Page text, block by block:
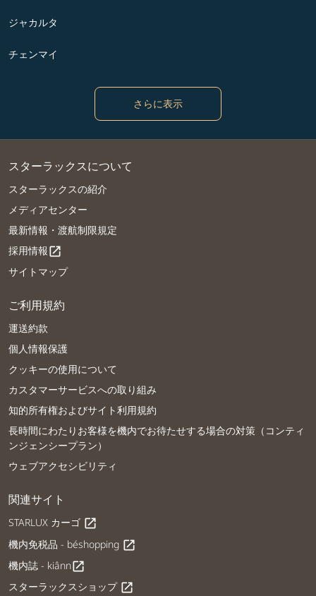
ジャカルタ
チェンマイ
さらに表示
スターラックスについて
スターラックスの紹介
メディアセンター
最新情報・渡航制限規定
採用情報open_in_new
サイトマップ
ご利用規約
運送約款
個人情報保護
クッキーの使用について
カスタマーサービスへの取り組み
知的所有権およびサイト利用規約
長時間にわたりお客様を機内でお待たせする場合の対策（コンティ
ンジェンシープラン）
ウェブアクセシビリティ
関連サイト
STARLUX カーゴ open_in_new
機内免税品 - béshopping open_in_new
機内誌 - kiânnopen_in_new
スターラックスショップ open_in_new